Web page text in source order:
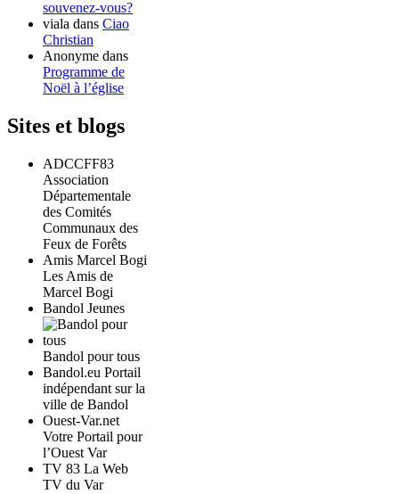
souvenez-vous?
viala dans Ciao
Christian
Anonyme dans
Programme de
Noël à l’église
Sites et blogs
ADCCFF83
Association
Départementale
des Comités
Communaux des
Feux de Forêts
Amis Marcel Bogi
Les Amis de
Marcel Bogi
Bandol Jeunes
Bandol pour tous
Bandol.eu Portail
indépendant sur la
ville de Bandol
Ouest-Var.net
Votre Portail pour
l’Ouest Var
TV 83 La Web
TV du Var